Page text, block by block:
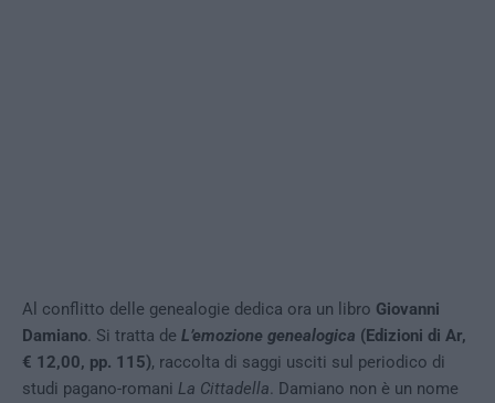
Al conflitto delle genealogie dedica ora un libro Giovanni
Damiano. Si tratta de L’emozione genealogica (Edizioni di Ar,
€ 12,00, pp. 115), raccolta di saggi usciti sul periodico di
studi pagano-romani La Cittadella. Damiano non è un nome